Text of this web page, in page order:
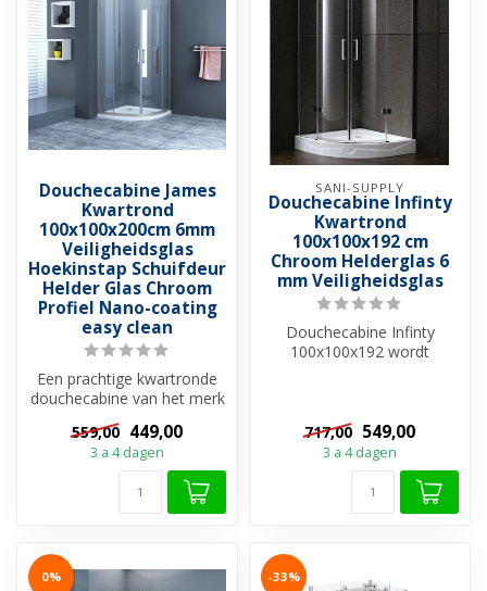
Douchecabine James
Kwartrond
100x100x200cm 6mm
Veiligheidsglas
Hoekinstap Schuifdeur
Helder Glas Chroom
Profiel Nano-coating
easy clean
Een prachtige kwartronde
douchecabine van het merk
u...
559,00 449,00
3 a 4 dagen
SANI-SUPPLY
Douchecabine Infinty
Kwartrond
100x100x192 cm
Chroom Helderglas 6
mm Veiligheidsglas
Douchecabine Infinty
100x100x192 wordt
717,00 549,00
3 a 4 dagen
0% -33%